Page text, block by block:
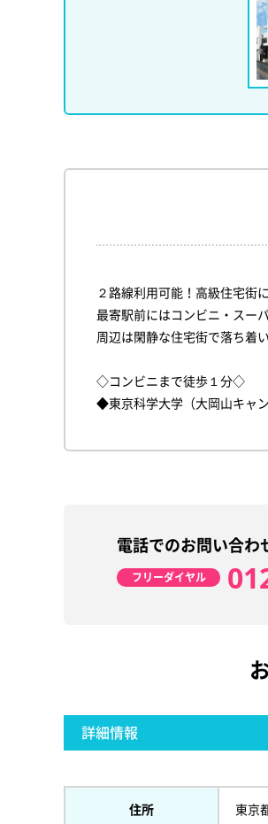
２路線利用可能！高級住宅街
最寄駅前にはコンビニ・スー
周辺は閑静な住宅街で落ち着
◇コンビニまで徒歩１分◇
◆東京科学大学（大岡山キャ
電話でのお問い合わ
フリーダイヤル
詳細情報
住所 東京